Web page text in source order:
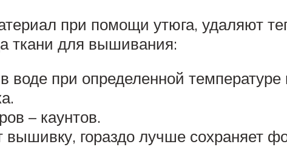
при помощи утюга, удаляют
ткани для вышивания:
воде при определенной температуре
– каунтов.
вышивку, гораздо лучше сохраняет